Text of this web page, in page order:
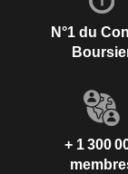
N°1 du
+ 1 300